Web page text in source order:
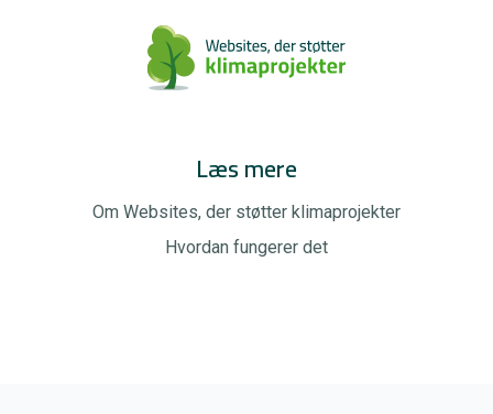
Læs mere
Om Websites, der støtter klimaprojekter
Hvordan fungerer det